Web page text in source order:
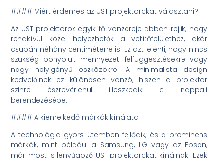
#### Miért érdemes az UST projektorokat választani?
Az UST projektorok egyik fő vonzereje abban rejlik, hogy
rendkívül közel helyezhetők a vetítőfelülethez, akár
csupán néhány centiméterre is. Ez azt jelenti, hogy nincs
szükség bonyolult mennyezeti felfüggesztésekre vagy
nagy helyigényű eszközökre. A minimalista design
kedvelőinek ez különösen vonzó, hiszen a projektor
szinte észrevétlenül illeszkedik a nappali
berendezésébe.
#### A kiemelkedő márkák kínálata
A technológia gyors ütemben fejlődik, és a prominens
márkák, mint például a Samsung, LG vagy az Epson,
már most is lenyűgöző UST projektorokat kínálnak. Ezek